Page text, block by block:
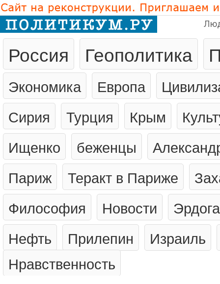
Россия Геополитика
Экономика Европа
Сирия
Турция Крым
Ищенко
беженцы
Париж
Теракт в Париже
Философия
Новости
Нефть
Прилепин
Израиль
Нравственность